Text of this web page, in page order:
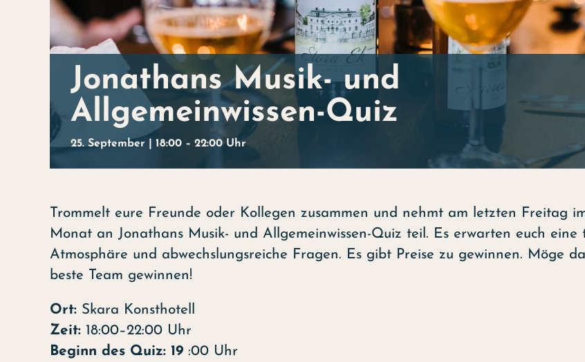
Jonathans Musik- und
Allgemeinwissen-Quiz
25. September | 18:00 – 22:00Uhr
Trommelt eure Freunde oder Kollegen zusammen und nehmt am letzten Freitag
Monat an Jonathans Musik- und Allgemeinwissen-Quiz teil. Es erwarten euch eine
Atmosphäre und abwechslungsreiche Fragen. Es gibt Preise zu gewinnen. Möge
beste Team gewinnen!
Ort: Skara Konsthotell
Zeit: 18:00–22:00 Uhr
Beginn des Quiz: 19 :00 Uhr